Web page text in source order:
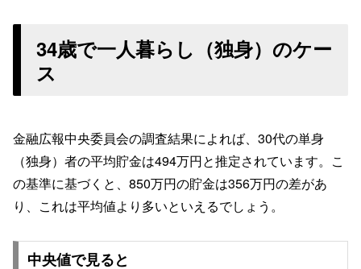
34歳で一人暮らし（独身）のケー
ス
金融広報中央委員会の調査結果によれば、30代の単身
（独身）者の平均貯金は494万円と推定されています。こ
の基準に基づくと、850万円の貯金は356万円の差があ
り、これは平均値より多いといえるでしょう。
中央値で見ると